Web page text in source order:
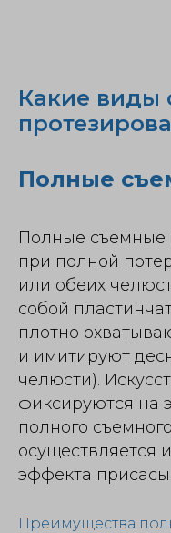
Какие виды
Полные
Полные съемные
при полной
или обеих
собой
плотно
и имитируют
челюсти).
фиксируются на
полного
осуществляется
эффекта
Преимущества